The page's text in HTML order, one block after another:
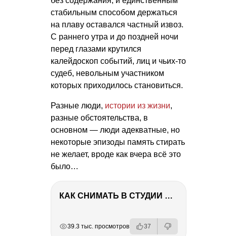
стабильным способом держаться
на плаву оставался частный извоз.
С раннего утра и до поздней ночи
перед глазами крутился
калейдоскоп событий, лиц и чьих-то
судеб, невольным участником
которых приходилось становиться.
Разные люди, истории из жизни,
разные обстоятельства, в
основном — люди адекватные, но
некоторые эпизоды память стирать
не желает, вроде как вчера всё это
было…
КАК СНИМАТЬ В СТУДИИ СО ВСПЫШКАМИ
39.3 тыс. просмотров 37